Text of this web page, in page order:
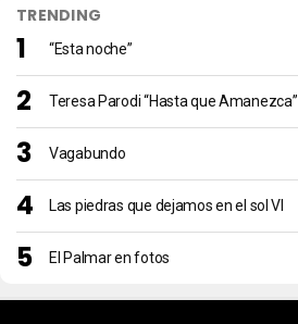
TRENDING
“Esta noche”
Teresa Parodi “Hasta que Amanezca”
Vagabundo
Las piedras que dejamos en el sol VI
El Palmar en fotos